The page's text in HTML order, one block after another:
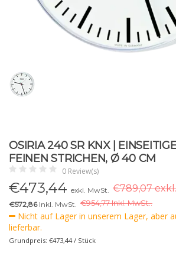
OSIRIA 240 SR KNX |
FEINEN STRICHEN, Ø 40 CM
0 Review(s)
€473,44 exkl. MwSt. €789,07
€572,86Inkl. MwSt. €954,77 Inkl. MwSt..
Nicht auf Lager in unserem Lager, aber
lieferbar.
Grundpreis: €473,44 / Stück